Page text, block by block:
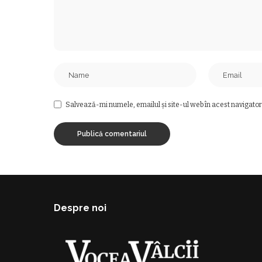
Salvează-mi numele, emailul și site-ul web în acest
Despre noi